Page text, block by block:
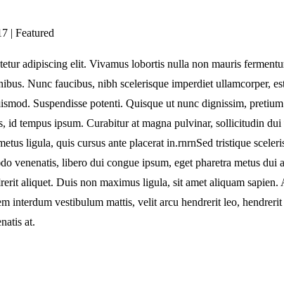
| Featured
adipiscing elit. Vivamus lobortis nulla non mauris
Nunc faucibus, nibh scelerisque imperdiet ullamcorper,
Suspendisse potenti. Quisque ut nunc dignissim,
id tempus ipsum. Curabitur at magna pulvinar, sollicitudin
ligula, quis cursus ante placerat in.rnrnSed tristique
venenatis, libero dui congue ipsum, eget pharetra metus
aliquet. Duis non maximus ligula, sit amet aliquam
interdum vestibulum mattis, velit arcu hendrerit leo,
at.